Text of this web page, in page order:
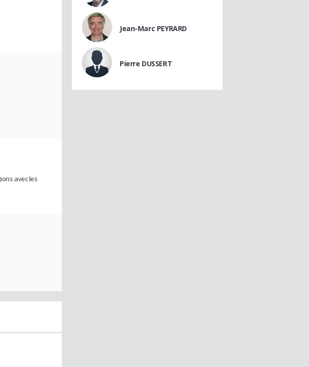
avec les
Jean-Marc PEYRARD
Pierre DUSSERT